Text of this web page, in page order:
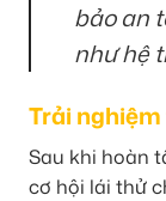
bảo an
như hệ
Trải
Sau khi hoàn
cơ hội lái thử